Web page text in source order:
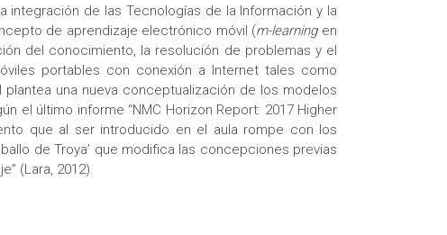
de las Tecnologías de la Información y la
de aprendizaje electrónico móvil (m-learningen
del conocimiento, la resolución de problemas y el
portables con conexión a Internet tales como
una nueva conceptualización de los modelos
el último informe “NMC Horizon Report: 2017 Higher
que al ser introducido en el aula rompe con los
de Troya’ que modifica las concepciones previas
(Lara, 2012).